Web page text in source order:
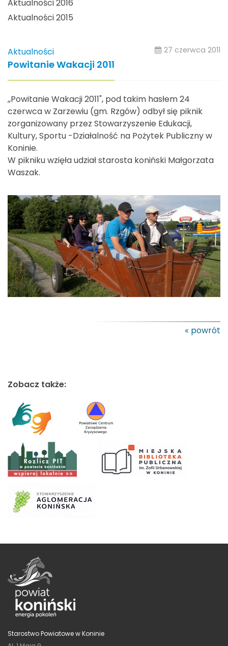
Aktualności 2016
Aktualności 2015
Aktualności 27 czerwca 2011
Powitanie Wakacji 2011
,,Powitanie Wakacji 2011", pod takim hasłem 24
czerwca w Zarzewiu (gm. Rzgów) odbył się piknik
zorganizowany przez Stowarzyszenie Edukacji,
Kultury, Sportu -Działalność na Pożytek Publiczny w
Koninie.
W pikniku wzięła udział starosta koniński Małgorzata
Waszak.
powrót
Zobacz także:
Starostwo Powiatowe w Koninie